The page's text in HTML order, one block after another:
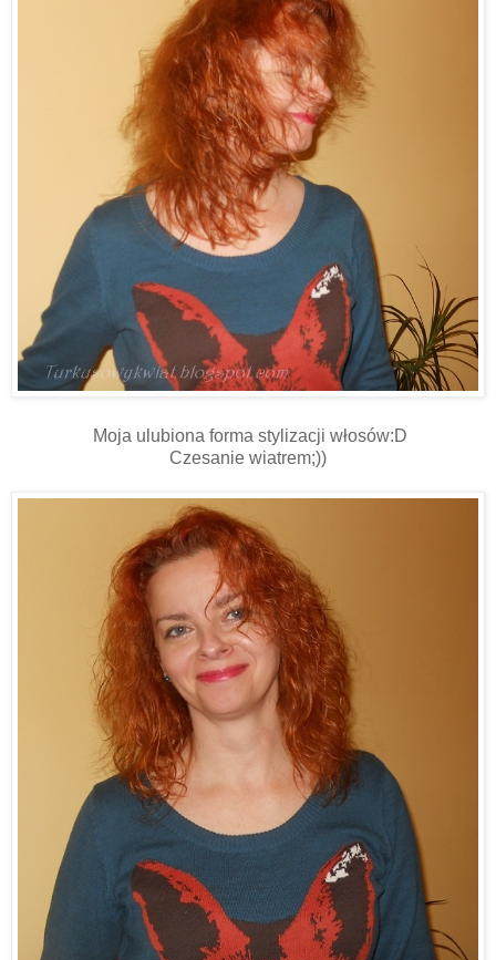
Moja ulubiona forma stylizacji włosów:D
Czesanie wiatrem;))